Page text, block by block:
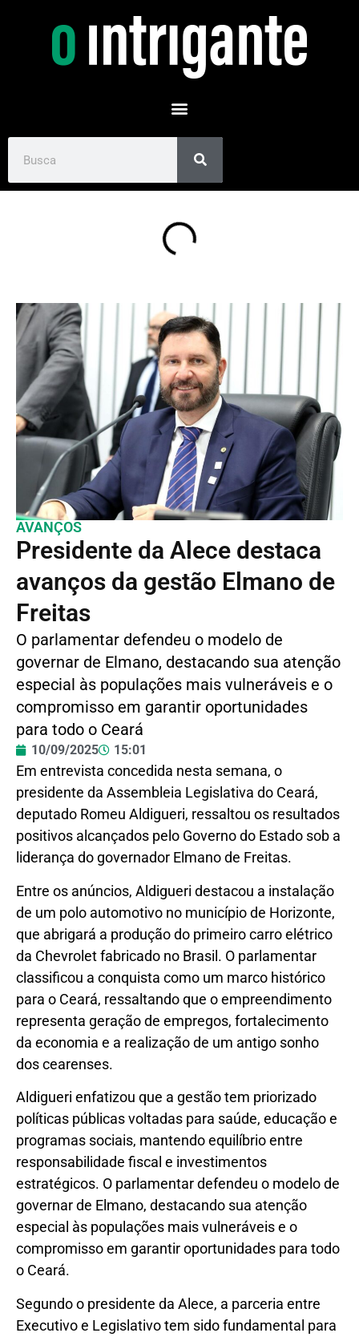
AVANÇOS
Presidente da Alece destaca
avanços da gestão Elmano de
Freitas
O parlamentar defendeu o modelo de
governar de Elmano, destacando sua atenção
especial às populações mais vulneráveis e o
compromisso em garantir oportunidades
para todo o Ceará
10/09/2025 15:01
Em entrevista concedida nesta semana, o
presidente da Assembleia Legislativa do Ceará,
deputado Romeu Aldigueri, ressaltou os resultados
positivos alcançados pelo Governo do Estado sob a
liderança do governador Elmano de Freitas.
Entre os anúncios, Aldigueri destacou a instalação
de um polo automotivo no município de Horizonte,
que abrigará a produção do primeiro carro elétrico
da Chevrolet fabricado no Brasil. O parlamentar
classificou a conquista como um marco histórico
para o Ceará, ressaltando que o empreendimento
representa geração de empregos, fortalecimento
da economia e a realização de um antigo sonho
dos cearenses.
Aldigueri enfatizou que a gestão tem priorizado
políticas públicas voltadas para saúde, educação e
programas sociais, mantendo equilíbrio entre
responsabilidade fiscal e investimentos
estratégicos. O parlamentar defendeu o modelo de
governar de Elmano, destacando sua atenção
especial às populações mais vulneráveis e o
compromisso em garantir oportunidades para todo
o Ceará.
Segundo o presidente da Alece, a parceria entre
Executivo e Legislativo tem sido fundamental para